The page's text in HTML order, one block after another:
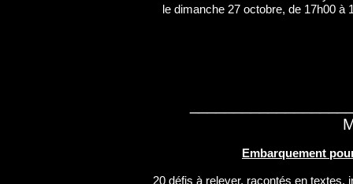
le dimanche 27 octobre, de 17h00 à
Embarquement
20 défis à relever, racontés en textes,